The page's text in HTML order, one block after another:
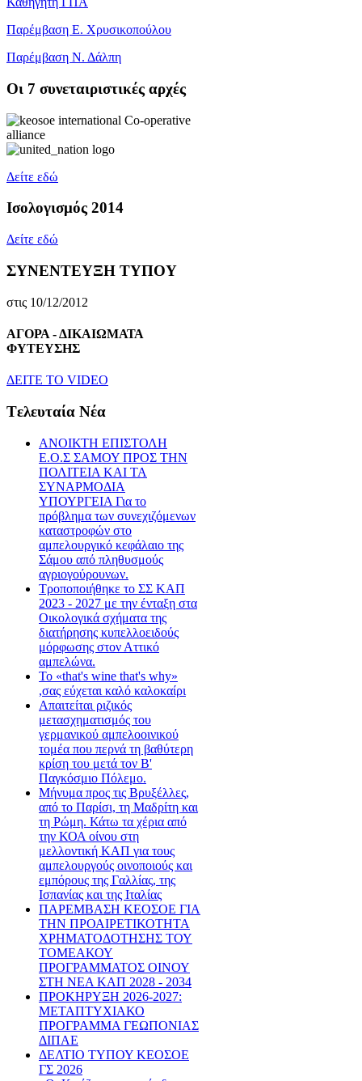
Παρέμβαση Ε. Χρυσικοπούλου
Παρέμβαση Ν. Δάλπη
Oι 7 συνεταιριστικές αρχές
Δείτε εδώ
Ισολογισμός 2014
Δείτε εδώ
ΣΥΝΕΝΤΕΥΞΗ ΤΥΠΟΥ
στις 10/12/2012
ΑΓΟΡΑ - ΔΙΚΑΙΩΜΑΤΑ
ΦΥΤΕΥΣΗΣ
ΔEITE TO VIDEO
Tελευταία Nέα
ΑΝΟΙΚΤΗ ΕΠΙΣΤΟΛΗ
Ε.Ο.Σ ΣΑΜΟΥ ΠΡΟΣ ΤΗΝ
ΠΟΛΙΤΕΙΑ ΚΑΙ ΤΑ
ΣΥΝΑΡΜΟΔΙΑ
ΥΠΟΥΡΓΕΙΑ Για το
πρόβλημα των συνεχιζόμενων
καταστροφών στο
αμπελουργικό κεφάλαιο της
Σάμου από πληθυσμούς
αγριογούρουνων.
Τροποποιήθηκε το ΣΣ ΚΑΠ
2023 - 2027 με την ένταξη στα
Οικολογικά σχήματα της
διατήρησης κυπελλοειδούς
μόρφωσης στον Αττικό
αμπελώνα.
Το «that's wine that's why»
,σας εύχεται καλό καλοκαίρι
Απαιτείται ριζικός
μετασχηματισμός του
γερμανικού αμπελοοινικού
τομέα που περνά τη βαθύτερη
κρίση του μετά τον Β'
Παγκόσμιο Πόλεμο.
Μήνυμα προς τις Βρυξέλλες,
από το Παρίσι, τη Μαδρίτη και
τη Ρώμη. Κάτω τα χέρια από
την ΚΟΑ οίνου στη
μελλοντική ΚΑΠ για τους
αμπελουργούς οινοποιούς και
εμπόρους της Γαλλίας, της
Ισπανίας και της Ιταλίας
ΠΑΡΕΜΒΑΣΗ ΚΕΟΣΟΕ ΓΙΑ
ΤΗΝ ΠΡΟΑΙΡΕΤΙΚΟΤΗΤΑ
ΧΡΗΜΑΤΟΔΟΤΗΣΗΣ ΤΟΥ
ΤΟΜΕΑΚΟΥ
ΠΡΟΓΡΑΜΜΑΤΟΣ ΟΙΝΟΥ
ΣΤΗ ΝΕΑ ΚΑΠ 2028 - 2034
ΠΡΟΚΗΡΥΞΗ 2026-2027:
ΜΕΤΑΠΤΥΧΙΑΚΟ
ΠΡΟΓΡΑΜΜΑ ΓΕΩΠΟΝΙΑΣ
ΔΙΠΑΕ
ΔΕΛΤΙΟ ΤΥΠΟΥ ΚΕΟΣΟΕ
ΓΣ 2026